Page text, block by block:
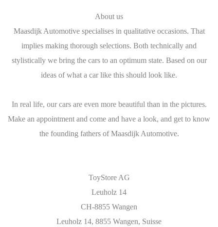
About us
Maasdijk Automotive specialises in qualitative occasions. That
implies making thorough selections. Both technically and
stylistically we bring the cars to an optimum state. Based on our
ideas of what a car like this should look like.
In real life, our cars are even more beautiful than in the pictures.
Make an appointment and come and have a look, and get to know
the founding fathers of Maasdijk Automotive.
ToyStore AG
Leuholz 14
CH-8855 Wangen
Leuholz 14, 8855 Wangen, Suisse